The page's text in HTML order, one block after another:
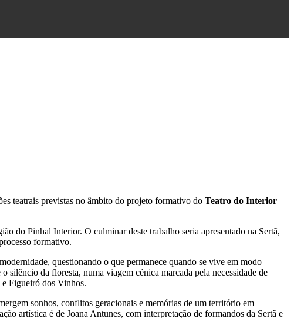
teatrais previstas no âmbito do projeto formativo do Teatro do Interior
do Pinhal Interior. O culminar deste trabalho seria apresentado na Sertã,
formativo.
questionando o que permanece quando se vive em modo
silêncio da floresta, numa viagem cénica marcada pela necessidade de
e Figueiró dos Vinhos.
sonhos, conflitos geracionais e memórias de um território em
artística é de Joana Antunes, com interpretação de formandos da Sertã e